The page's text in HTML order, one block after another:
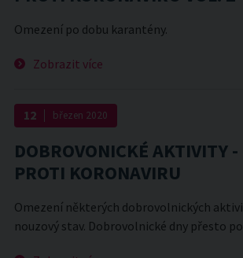
Omezení po dobu karantény.
Zobrazit více
12 březen 2020
DOBROVONICKÉ AKTIVITY
PROTI KORONAVIRU
Omezení některých dobrovolnických
nouzový stav. Dobrovolnické dny přesto